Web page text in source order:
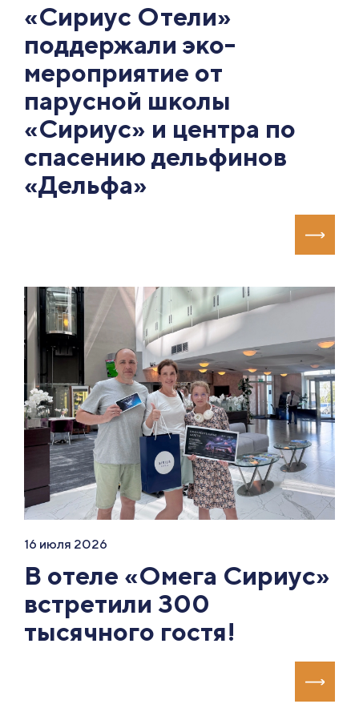
«Сириус Отели»
поддержали эко-
мероприятие от
парусной школы
«Сириус» и центра по
спасению дельфинов
«Дельфа»
16 июля 2026
В отеле «Омега Сириус»
встретили 300
тысячного гостя!